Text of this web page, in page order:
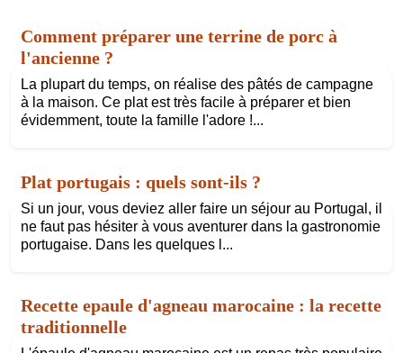
Comment préparer une terrine de porc à
l'ancienne ?
La plupart du temps, on réalise des pâtés de campagne
à la maison. Ce plat est très facile à préparer et bien
évidemment, toute la famille l'adore !...
Plat portugais : quels sont-ils ?
Si un jour, vous deviez aller faire un séjour au Portugal, il
ne faut pas hésiter à vous aventurer dans la gastronomie
portugaise. Dans les quelques l...
Recette epaule d'agneau marocaine : la recette
traditionnelle